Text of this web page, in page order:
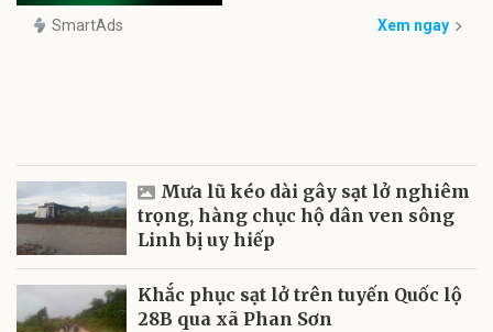
SmartAds Xem ngay
Mưa lũ kéo dài gây sạt lở nghiêm
trọng, hàng chục hộ dân ven sông
Linh bị uy hiếp
Khắc phục sạt lở trên tuyến Quốc lộ
28B qua xã Phan Sơn